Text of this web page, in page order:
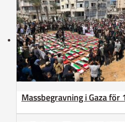
Massbegravning i Gaza